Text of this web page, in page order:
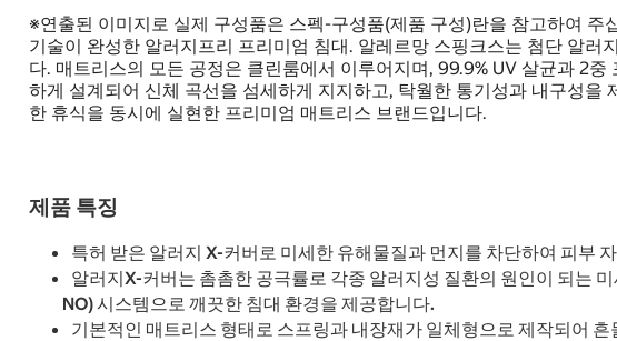
※연출된 이미지로 실제 구성품은 스펙-구성품(제품 구성)란을 참고하여 주
기술이 완성한 알러지프리 프리미엄 침대. 알레르망 스핑크스는 첨단 알
다. 매트리스의 모든 공정은 클린룸에서 이루어지며, 99.9% UV 살균과 2
하게 설계되어 신체 곡선을 섬세하게 지지하고, 탁월한 통기성과 내구성
한 휴식을 동시에 실현한 프리미엄 매트리스 브랜드입니다.
제품 특징
특허 받은 알러지 X-커버로 미세한 유해물질과 먼지를 차단하여 피부
알러지X-커버는 촘촘한 공극률로 각종 알러지성 질환의 원인이 되는
NO) 시스템으로 깨끗한 침대 환경을 제공합니다.
기본적인 매트리스 형태로 스프링과 내장재가 일체형으로 제작되어